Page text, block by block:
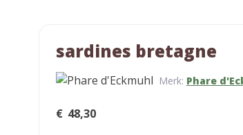
sardines bretagne
Merk: Phare
€ 48,30